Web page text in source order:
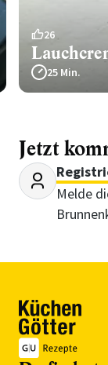
26
25 Min.
Jetzt
Melde